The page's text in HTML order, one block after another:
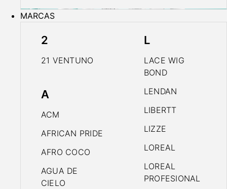
MARCAS
2
21 VENTUNO
A
ACM
AFRICAN PRIDE
AFRO COCO
AGUA DE
CIELO
L
LACE WIG
BOND
LENDAN
LIBERTT
LIZZE
LOREAL
LOREAL
PROFESIONAL